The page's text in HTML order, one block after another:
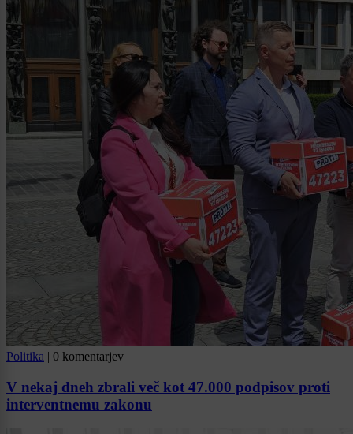
Politika 0 komentarjev
V nekaj dneh zbrali več kot 47.000 podpisov proti
interventnemu zakonu